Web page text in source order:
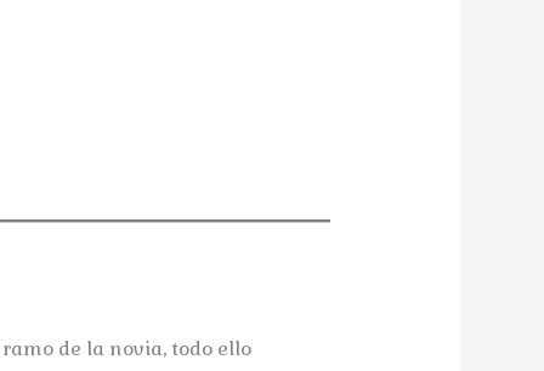
de la novia, todo ello